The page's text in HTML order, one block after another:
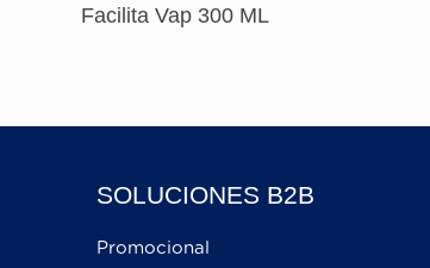
Facilita Vap 300 ML
SOLUCIONES B2B
Promocional